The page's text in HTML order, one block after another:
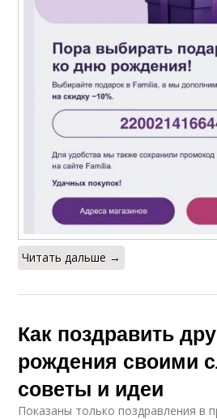
Читать дальше →
Как поздравить
рождения своими
советы и идеи
Показаны только поздравления в